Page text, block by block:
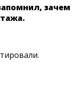
зачем